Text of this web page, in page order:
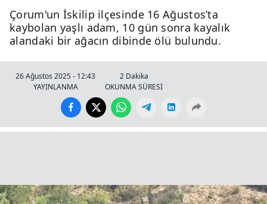
Çorum'un İskilip ilçesinde 16 Ağustos’ta
kaybolan yaşlı adam, 10 gün sonra kayalık
alandaki bir ağacın dibinde ölü bulundu.
26 Ağustos 2025 - 12:43
YAYINLANMA
2 Dakika
OKUNMA SÜRESİ